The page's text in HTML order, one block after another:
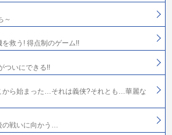
～
救う! 得点制のゲーム!!
ついにできる!!
から始まった…それは義侠?それとも…華麗な
戦いに向かう…